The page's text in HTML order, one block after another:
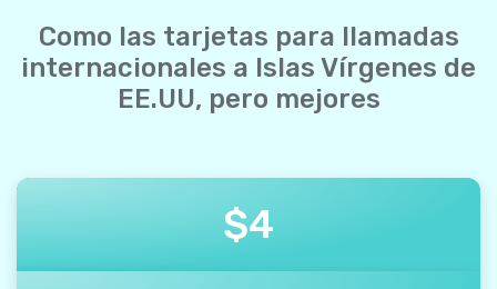
Como las tarjetas para llamadas
internacionales a Islas Vírgenes de
EE.UU, pero mejores
$4